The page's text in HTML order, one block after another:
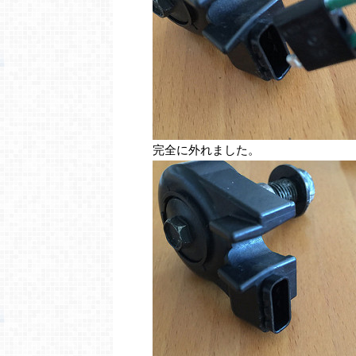
完全に外れました。